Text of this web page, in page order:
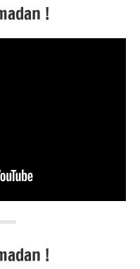
!
!